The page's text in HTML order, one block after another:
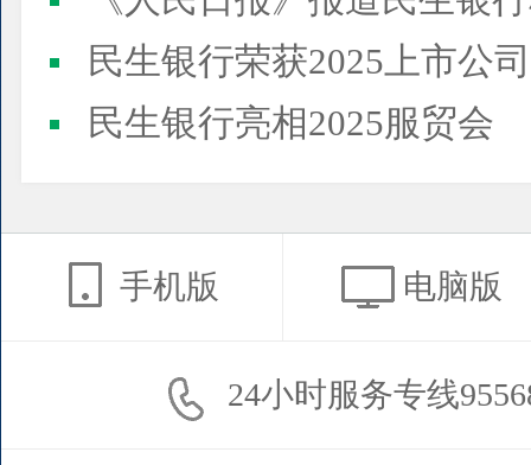
民生银行荣获2025上市公司董事会最佳实践案例、上市公
民生银行亮相2025服贸会
手机版 电脑版
24小时服务专线